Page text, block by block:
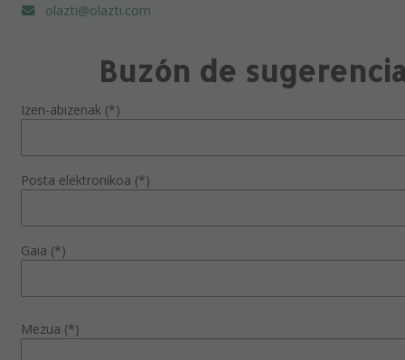
olazti@olazti.com
Buzón de
Izen-abizenak (*)
Posta elektronikoa (*)
Gaia (*)
Mezua (*)